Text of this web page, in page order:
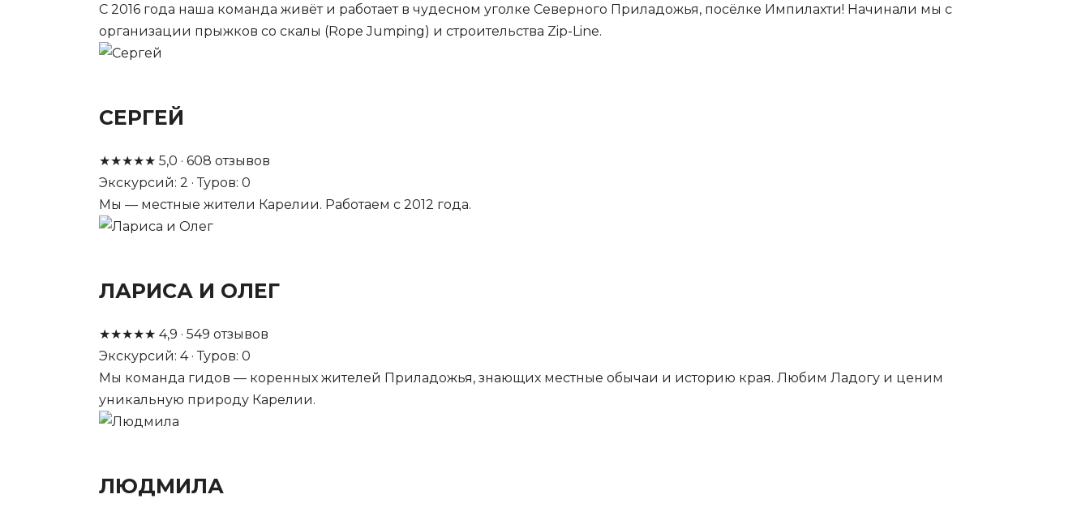
С 2016 года наша команда живёт и работает в чудесном уголке Северного Приладожья, посёлке Импилахти! Начинали мы с
организации прыжков со скалы (Rope Jumping) и строительства Zip-Line.
СЕРГЕЙ
★★★★★ 5,0 · 608 отзывов
Экскурсий: 2 · Туров: 0
Мы — местные жители Карелии. Работаем с 2012 года.
ЛАРИСА И ОЛЕГ
★★★★★ 4,9 · 549 отзывов
Экскурсий: 4 · Туров: 0
Мы команда гидов — коренных жителей Приладожья, знающих местные обычаи и историю края. Любим Ладогу и ценим
уникальную природу Карелии.
ЛЮДМИЛА